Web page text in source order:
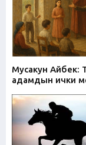
Мусакун Айбек:
адамдын ички